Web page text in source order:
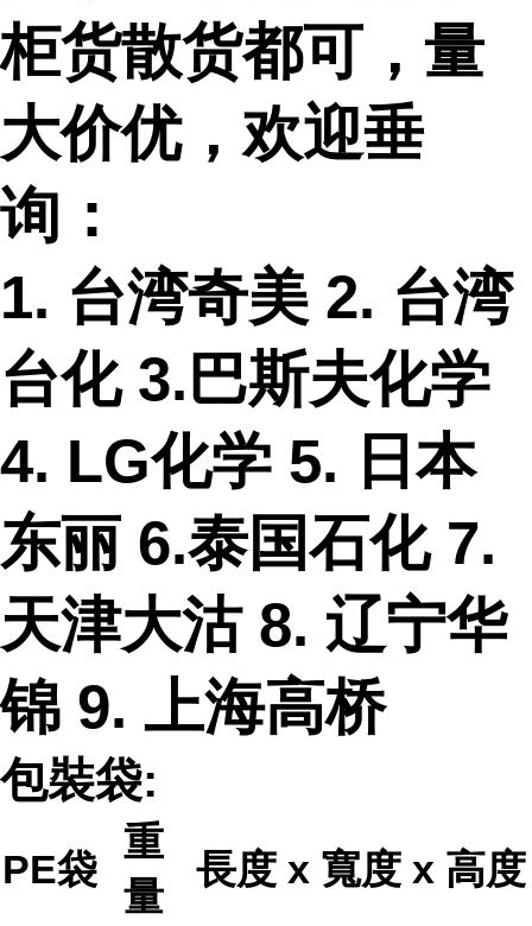
柜货散货都可，量
大价优，欢迎垂
询：
1. 台湾奇美 2. 台湾
台化 3.巴斯夫化学
4. LG化学 5. 日本
东丽 6.泰国石化 7.
天津大沽 8. 辽宁华
锦 9. 上海高桥
包裝袋:
PE袋
重
量
長度 x 寬度 x 高度